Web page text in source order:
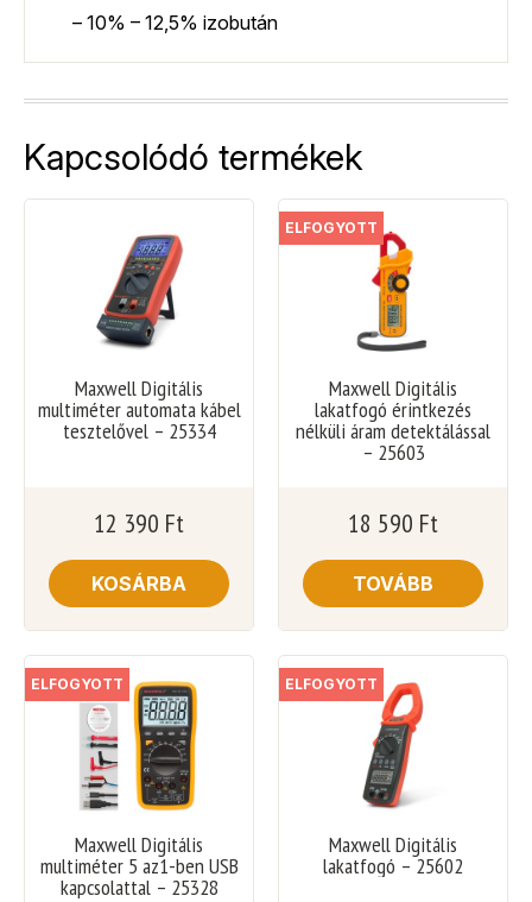
– 10% – 12,5% izobután
Kapcsolódó termékek
Maxwell Digitális
multiméter automata kábel
tesztelővel – 25334
12 390 Ft
KOSÁRBA
ELFOGYOTT
Maxwell Digitális
lakatfogó érintkezés
nélküli áram detektálással
– 25603
18 590 Ft
TOVÁBB
ELFOGYOTT
Maxwell Digitális
multiméter 5 az1-ben USB
kapcsolattal – 25328
ELFOGYOTT
Maxwell Digitális
lakatfogó – 25602